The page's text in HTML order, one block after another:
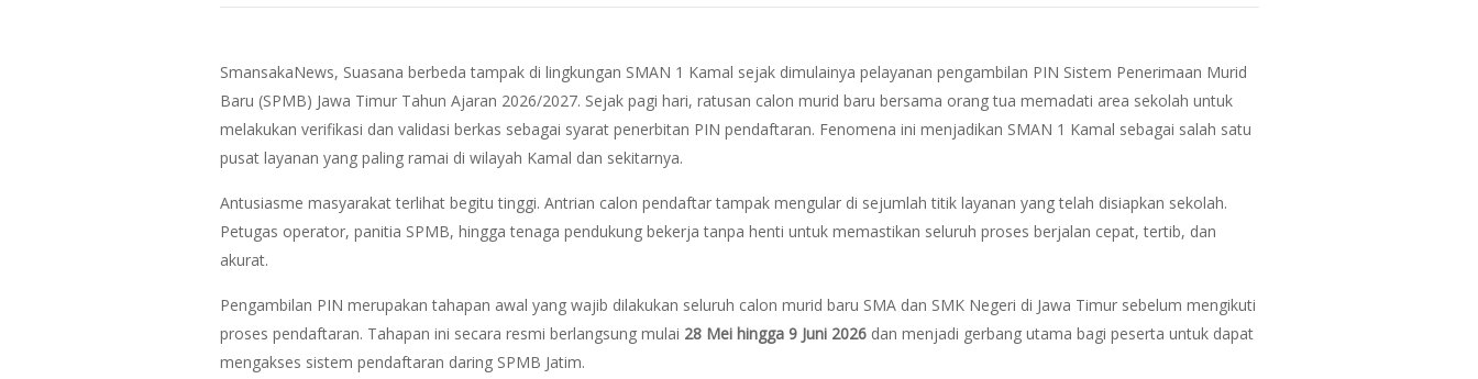
SmansakaNews, Suasana berbeda tampak di lingkungan SMAN 1 Kamal sejak dimulainya pelayanan pengambilan PIN Sistem Penerimaan Murid
Baru (SPMB) Jawa Timur Tahun Ajaran 2026/2027. Sejak pagi hari, ratusan calon murid baru bersama orang tua memadati area sekolah untuk
melakukan verifikasi dan validasi berkas sebagai syarat penerbitan PIN pendaftaran. Fenomena ini menjadikan SMAN 1 Kamal sebagai salah satu
pusat layanan yang paling ramai di wilayah Kamal dan sekitarnya.
Antusiasme masyarakat terlihat begitu tinggi. Antrian calon pendaftar tampak mengular di sejumlah titik layanan yang telah disiapkan sekolah.
Petugas operator, panitia SPMB, hingga tenaga pendukung bekerja tanpa henti untuk memastikan seluruh proses berjalan cepat, tertib, dan
akurat.
Pengambilan PIN merupakan tahapan awal yang wajib dilakukan seluruh calon murid baru SMA dan SMK Negeri di Jawa Timur sebelum mengikuti
proses pendaftaran. Tahapan ini secara resmi berlangsung mulai 28 Mei hingga 9 Juni 2026dan menjadi gerbang utama bagi peserta untuk dapat
mengakses sistem pendaftaran daring SPMB Jatim.